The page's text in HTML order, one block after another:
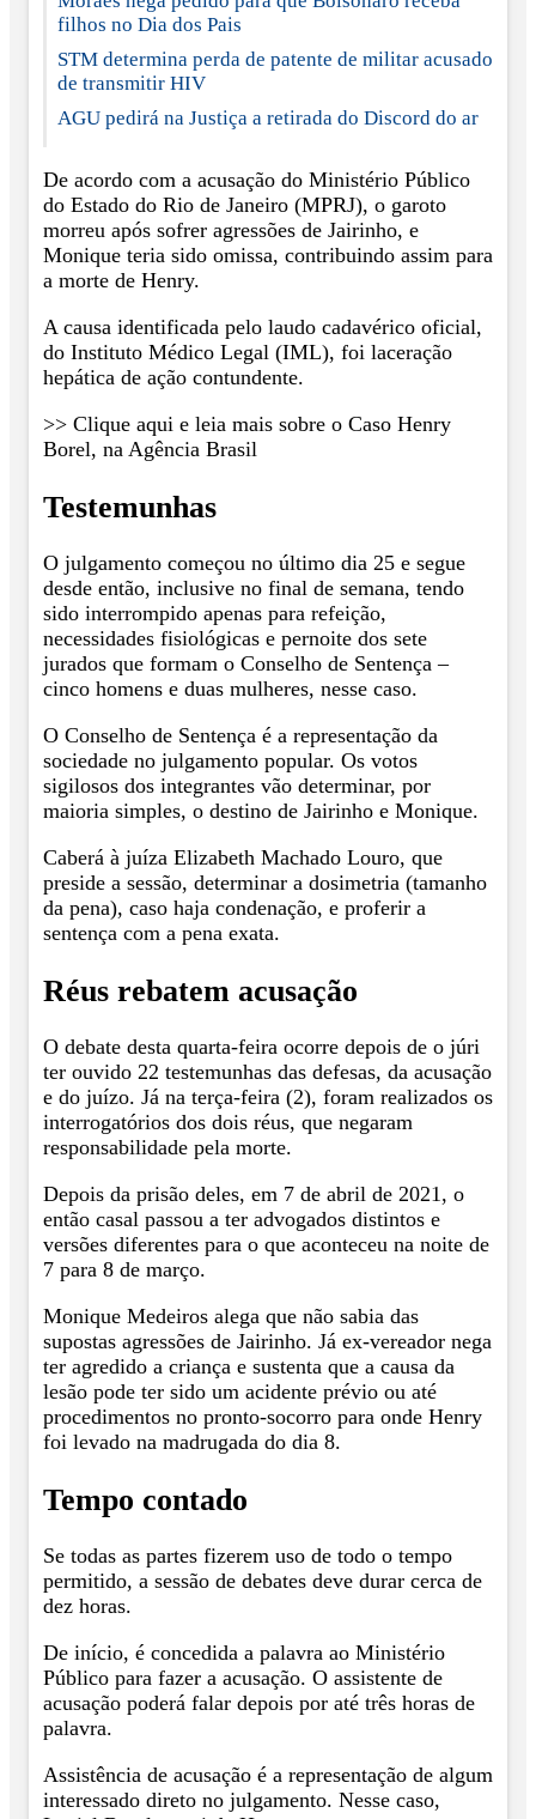
filhos no Dia dos Pais
STM determina perda de patente de militar acusado
de transmitir HIV
AGU pedirá na Justiça a retirada do Discord do ar
De acordo com a acusação do Ministério Público
do Estado do Rio de Janeiro (MPRJ), o garoto
morreu após sofrer agressões de Jairinho, e
Monique teria sido omissa, contribuindo assim para
a morte de Henry.
A causa identificada pelo laudo cadavérico oficial,
do Instituto Médico Legal (IML), foi laceração
hepática de ação contundente.
>> Clique aqui e leia mais sobre o Caso Henry
Borel, na Agência Brasil
Testemunhas
O julgamento começou no último dia 25 e segue
desde então, inclusive no final de semana, tendo
sido interrompido apenas para refeição,
necessidades fisiológicas e pernoite dos sete
jurados que formam o Conselho de Sentença –
cinco homens e duas mulheres, nesse caso.
O Conselho de Sentença é a representação da
sociedade no julgamento popular. Os votos
sigilosos dos integrantes vão determinar, por
maioria simples, o destino de Jairinho e Monique.
Caberá à juíza Elizabeth Machado Louro, que
preside a sessão, determinar a dosimetria (tamanho
da pena), caso haja condenação, e proferir a
sentença com a pena exata.
Réus rebatem acusação
O debate desta quarta-feira ocorre depois de o júri
ter ouvido 22 testemunhas das defesas, da acusação
e do juízo. Já na terça-feira (2), foram realizados os
interrogatórios dos dois réus, que negaram
responsabilidade pela morte.
Depois da prisão deles, em 7 de abril de 2021, o
então casal passou a ter advogados distintos e
versões diferentes para o que aconteceu na noite de
7 para 8 de março.
Monique Medeiros alega que não sabia das
supostas agressões de Jairinho. Já ex-vereador nega
ter agredido a criança e sustenta que a causa da
lesão pode ter sido um acidente prévio ou até
procedimentos no pronto-socorro para onde Henry
foi levado na madrugada do dia 8.
Tempo contado
Se todas as partes fizerem uso de todo o tempo
permitido, a sessão de debates deve durar cerca de
dez horas.
De início, é concedida a palavra ao Ministério
Público para fazer a acusação. O assistente de
acusação poderá falar depois por até três horas de
palavra.
Assistência de acusação é a representação de algum
interessado direto no julgamento. Nesse caso,